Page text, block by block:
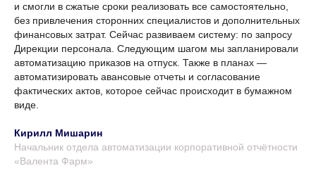
и смогли в сжатые сроки реализовать все самостоятельно,
без привлечения сторонних специалистов и дополнительных
финансовых затрат. Сейчас развиваем систему: по запросу
Дирекции персонала. Следующим шагом мы запланировали
автоматизацию приказов на отпуск. Также в планах —
автоматизировать авансовые отчеты и согласование
фактических актов, которое сейчас происходит в бумажном
виде.
Кирилл Мишарин
Начальник отдела автоматизации корпоративной отчётности
«Валента Фарм»
кейсов на демо-площадках.
Ответим на ваши вопросы.
Решение идеально
для enterprise-компаний